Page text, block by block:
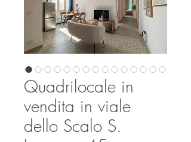
Quadrilocale in
vendita in viale
dello Scalo S.